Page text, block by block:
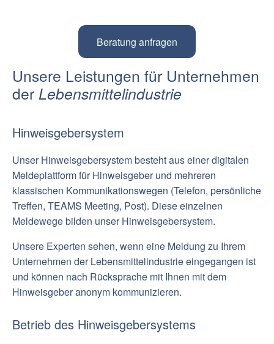
Beratung anfragen
Unsere Leistungen für Unternehmen
der Lebensmittelindustrie
Hinweisgebersystem
Unser Hinweisgebersystem besteht aus einer digitalen
Meldeplattform für Hinweisgeber und mehreren
klassischen Kommunikationswegen (Telefon, persönliche
Treffen, TEAMS Meeting, Post). Diese einzelnen
Meldewege bilden unser Hinweisgebersystem.
Unsere Experten sehen, wenn eine Meldung zu Ihrem
Unternehmen der Lebensmittelindustrie eingegangen ist
und können nach Rücksprache mit Ihnen mit dem
Hinweisgeber anonym kommunizieren.
Betrieb des Hinweisgebersystems